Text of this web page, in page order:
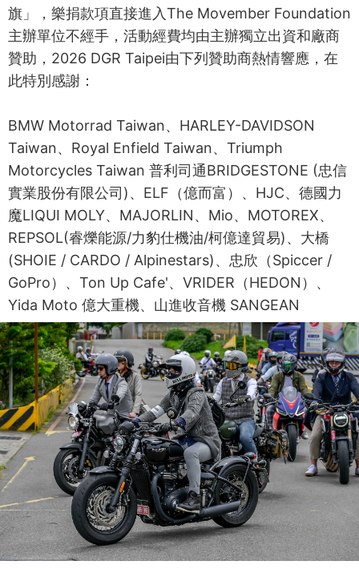
旗」，樂捐款項直接進入The Movember Foundation
主辦單位不經手，活動經費均由主辦獨立出資和廠商
贊助，2026 DGR Taipei由下列贊助商熱情響應，在
此特別感謝：
BMW Motorrad Taiwan、HARLEY-DAVIDSON
Taiwan、Royal Enfield Taiwan、Triumph
Motorcycles Taiwan 普利司通BRIDGESTONE (忠信
實業股份有限公司)、ELF（億而富）、HJC、德國力
魔LIQUI MOLY、MAJORLIN、Mio、MOTOREX、
REPSOL(睿爍能源/力豹仕機油/柯億達貿易)、大橋
(SHOIE / CARDO / Alpinestars)、忠欣（Spiccer /
GoPro）、Ton Up Cafe'、VRIDER（HEDON）、
Yida Moto 億大重機、山進收音機 SANGEAN